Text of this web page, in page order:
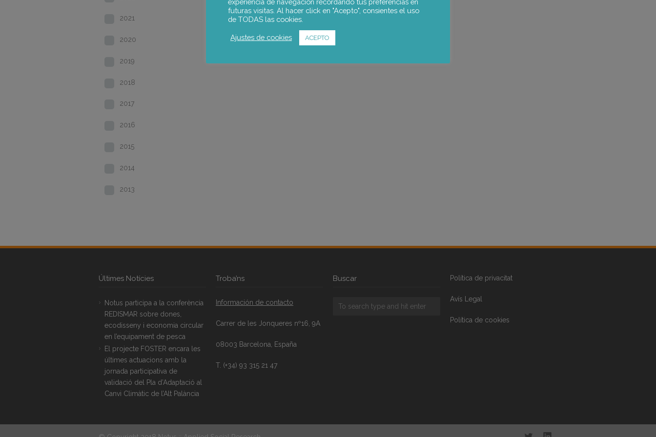
2021
2020
2019
2018
2017
2016
2015
2014
2013
Últimes Notícies
Notus participa a la conferència
REDISMAR sobre dones,
ecodisseny i economia circular
en l’equipament de pesca
El projecte FOSTER encara les
últimes actuacions amb la
jornada participativa de
validació del Pla d’Adaptació al
Canvi Climàtic de l’Alt Palància
Troba’ns
Información de contacto
Carrer de les Jonqueres nº16, 9A
08003 Barcelona, España
T. (+34) 93 315 21 47
Buscar Política de privacitat
Avís Legal
Política de cookies
futuras visitas. Al hacer click en "Acepto", consientes el uso
de TODAS las cookies.
Ajustes de cookies ACEPTO